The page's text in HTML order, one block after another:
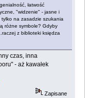
łatwość
"widzenie" - jasne i
na zasadzie szukania
różne symbole? Gdyby
z biblioteki księdza
czas, inna
- aż kawałek
Zapisane